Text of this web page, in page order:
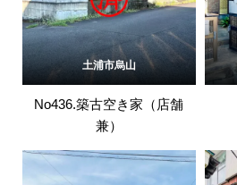
土浦市烏山
No436.築古空き家（店舗
兼）